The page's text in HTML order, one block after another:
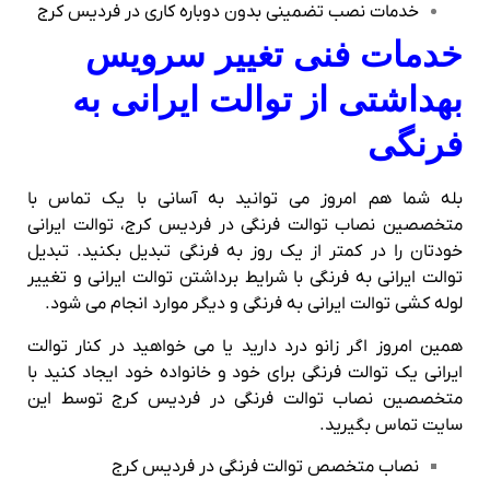
خدمات نصب تضمینی بدون دوباره کاری در فردیس کرج
خدمات فنی تغییر سرویس
بهداشتی از توالت ایرانی به
فرنگی
بله شما هم امروز می توانید به آسانی با یک تماس با
متخصصین نصاب توالت فرنگی در فردیس کرج، توالت ایرانی
خودتان را در کمتر از یک روز به فرنگی تبدیل بکنید. تبدیل
توالت ایرانی به فرنگی با شرایط برداشتن توالت ایرانی و تغییر
لوله کشی توالت ایرانی به فرنگی و دیگر موارد انجام می شود.
همین امروز اگر زانو درد دارید یا می خواهید در کنار توالت
ایرانی یک توالت فرنگی برای خود و خانواده خود ایجاد کنید با
متخصصین نصاب توالت فرنگی در فردیس کرج توسط این
سایت تماس بگیرید.
نصاب متخصص توالت فرنگی در فردیس کرج